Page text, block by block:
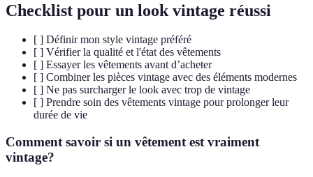
Checklist pour un look vintage réussi
[ ] Définir mon style vintage préféré
[ ] Vérifier la qualité et l'état des vêtements
[ ] Essayer les vêtements avant d’acheter
[ ] Combiner les pièces vintage avec des éléments modernes
[ ] Ne pas surcharger le look avec trop de vintage
[ ] Prendre soin des vêtements vintage pour prolonger leur
durée de vie
Comment savoir si un vêtement est vraiment
vintage?